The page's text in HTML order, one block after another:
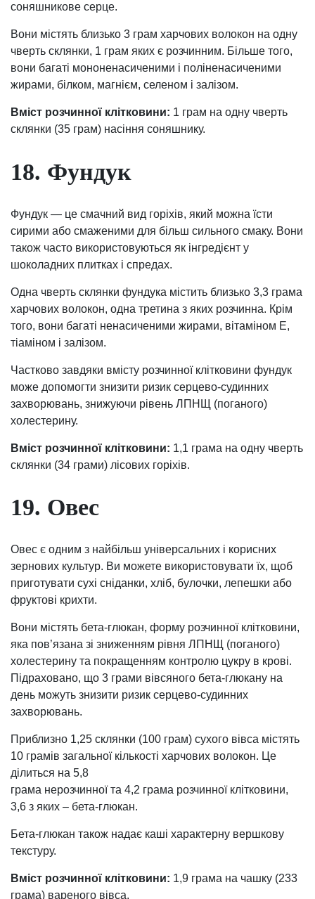
соняшникове серце.
Вони містять близько 3 грам харчових волокон на одну
чверть склянки, 1 грам яких є розчинним. Більше того,
вони багаті мононенасиченими і поліненасиченими
жирами, білком, магнієм, селеном і залізом.
Вміст розчинної клітковини: 1 грам на одну чверть
склянки (35 грам) насіння соняшнику.
18. Фундук
Фундук — це смачний вид горіхів, який можна їсти
сирими або смаженими для більш сильного смаку. Вони
також часто використовуються як інгредієнт у
шоколадних плитках і спредах.
Одна чверть склянки фундука містить близько 3,3 грама
харчових волокон, одна третина з яких розчинна. Крім
того, вони багаті ненасиченими жирами, вітаміном Е,
тіаміном і залізом.
Частково завдяки вмісту розчинної клітковини фундук
може допомогти знизити ризик серцево-судинних
захворювань, знижуючи рівень ЛПНЩ (поганого)
холестерину.
Вміст розчинної клітковини: 1,1 грама на одну чверть
склянки (34 грами) лісових горіхів.
19. Овес
Овес є одним з найбільш універсальних і корисних
зернових культур. Ви можете використовувати їх, щоб
приготувати сухі сніданки, хліб, булочки, лепешки або
фруктові крихти.
Вони містять бета-глюкан, форму розчинної клітковини,
яка пов’язана зі зниженням рівня ЛПНЩ (поганого)
холестерину та покращенням контролю цукру в крові.
Підраховано, що 3 грами вівсяного бета-глюкану на
день можуть знизити ризик серцево-судинних
захворювань.
Приблизно 1,25 склянки (100 грам) сухого вівса містять
10 грамів загальної кількості харчових волокон. Це
ділиться на 5,8
грама нерозчинної та 4,2 грама розчинної клітковини,
3,6 з яких – бета-глюкан.
Бета-глюкан також надає каші характерну вершкову
текстуру.
Вміст розчинної клітковини: 1,9 грама на чашку (233
грама) вареного вівса.